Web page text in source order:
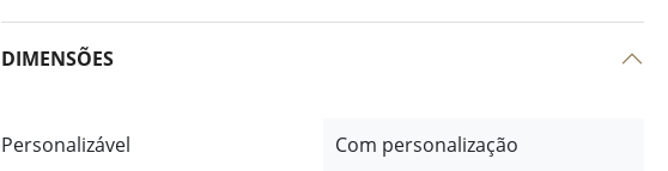
DIMENSÕES
Personalizável
Com personalização